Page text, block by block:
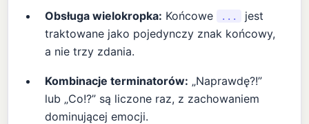
Obsługa wielokropka: Końcowe ...
jest
traktowane jako pojedynczy znak końcowy,
a nie trzy zdania.
Kombinacje terminatorów: „Naprawdę?!”
lub „Co!?” są liczone raz, z zachowaniem
dominującej emocji.